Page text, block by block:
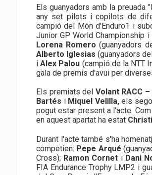
Els guanyadors amb la
any set pilots i copilots de
campió del Món d'Enduro1 i
Junior GP World Championship
Lorena Romero (guanyadors
Alberto Iglesias (guanyadors
iAlex Palou (campió de la NTT
gala de premis d'avui per
Els premiats del Volant RACC
Bartés iMiquel Velilla,els
pogut estar present a l'acte.
en aquest apartat ha estat
Durant l'acte també s'ha
competien: Pepe Arqué
Cross); Ramon Cornet iDani
FIA Endurance Trophy LMP2 i